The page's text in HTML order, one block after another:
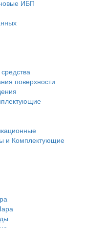
ИБП
поверхности
и Комплектующие